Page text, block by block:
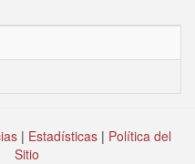
| Estadísticas | Política del
Sitio